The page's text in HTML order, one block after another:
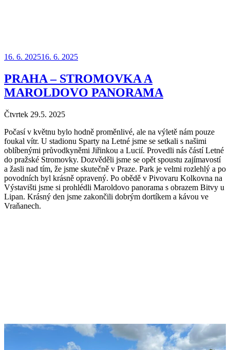
Publikováno
16. 6. 202516. 6. 2025
PRAHA – STROMOVKA A
MAROLDOVO PANORAMA
Čtvrtek 29.5. 2025
Počasí v květnu bylo hodně proměnlivé, ale na výletě nám pouze
foukal vítr. U stadionu Sparty na Letné jsme se setkali s našimi
oblíbenými průvodkyněmi Jiřinkou a Lucií. Provedli nás částí Letné
do pražské Stromovky. Dozvěděli jsme se opět spoustu zajímavostí
a žasli nad tím, že jsme skutečně v Praze. Park je velmi rozlehlý a po
povodních byl krásně opravený. Po obědě v Pivovaru Kolkovna na
Výstavišti jsme si prohlédli Maroldovo panorama s obrazem Bitvy u
Lipan. Krásný den jsme zakončili dobrým dortíkem a kávou ve
Vraňanech.